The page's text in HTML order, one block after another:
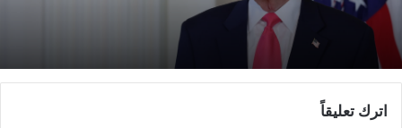
اترك تعليقاً